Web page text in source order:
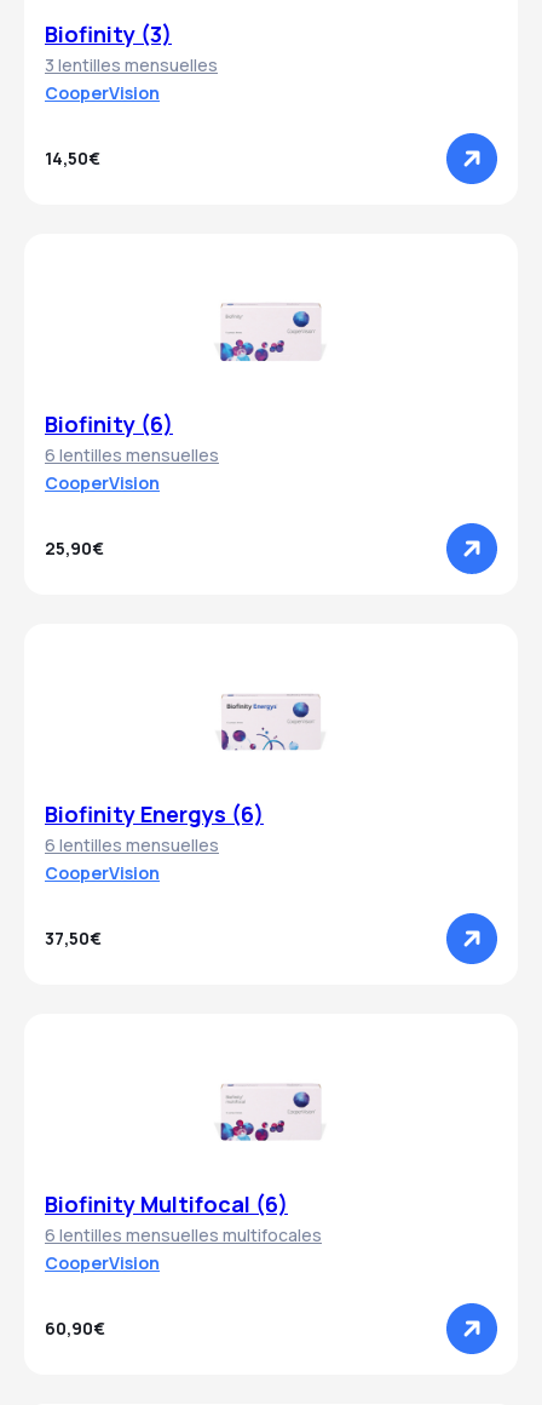
Biofinity (3)
3 lentilles mensuelles
CooperVision
14,50€
Biofinity (6)
6 lentilles mensuelles
CooperVision
25,90€
Biofinity Energys (6)
6 lentilles mensuelles
CooperVision
37,50€
Biofinity Multifocal (6)
6 lentilles mensuelles multifocales
CooperVision
60,90€